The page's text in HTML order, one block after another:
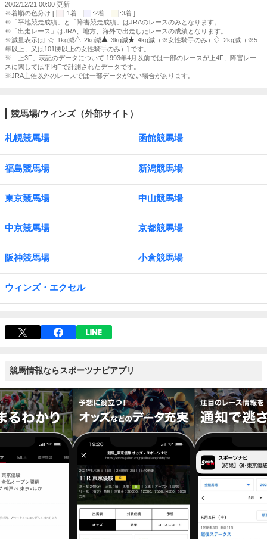
2002/12/21 00:00 更新
※着順の色分け [
:1着 :2着
:3着 ]
※「平地競走成績」と「障害競走成績」はJRAのレースのみとなります。
※「出走レース」はJRA、地方、海外で出走したレースの成績となります。
※減量表示は[
:1kg減 :2kg減 :3kg減 :4kg減（※女性騎手のみ）
:2kg減（※5
年以上、又は101勝以上の女性騎手のみ）] です。
※「上3F」表記のデータについて 1993年4月以前では一部のレースが上4F、障害レー
スに関しては平均Fで計測されたデータです。
※JRA主催以外のレースでは一部データがない場合があります。
競馬場/ウィンズ（外部サイト）
札幌競馬場 函館競馬場
福島競馬場 新潟競馬場
東京競馬場 中山競馬場
中京競馬場 京都競馬場
阪神競馬場 小倉競馬場
ウィンズ・エクセル
競馬情報ならスポーツナビアプリ